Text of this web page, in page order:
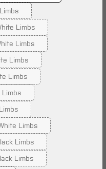
zurzeit nicht verfügbar.)
Limbs
ist zurzeit nicht verfügbar.)
Limbs
ist zurzeit nicht verfügbar.)
Limbs
ist zurzeit nicht verfügbar.)
Limbs
ist zurzeit nicht verfügbar.)
Limbs
ist zurzeit nicht verfügbar.)
zurzeit nicht verfügbar.)
Limbs
ist zurzeit nicht verfügbar.)
Limbs
ist zurzeit nicht verfügbar.)
Limbs
ist zurzeit nicht verfügbar.)